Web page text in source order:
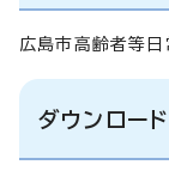
広島市高齢者等
ダウンロード